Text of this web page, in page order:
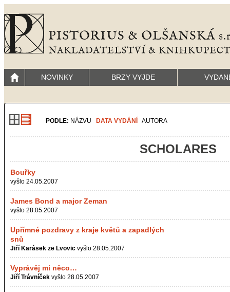
NOVINKY BRZY VYJDE
PODLE: NÁZVU DATA VYDÁNÍ AUTORA
SCHOLARES
Bouřky
vyšlo 24.05.2007
James Bond a major Zeman
vyšlo 28.05.2007
Upřímné pozdravy z kraje květů a zapadlých
snů
Jiří Karásek ze Lvovic vyšlo 28.05.2007
Vyprávěj mi něco…
Jiří Trávníček vyšlo 28.05.2007